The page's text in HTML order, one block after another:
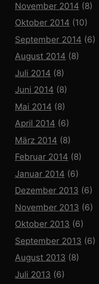
November 2014 (8)
Oktober 2014 (10)
September 2014 (6)
August 2014 (8)
Juli 2014 (8)
Juni 2014 (8)
Mai 2014 (8)
April 2014 (6)
März 2014 (8)
Februar 2014 (8)
Januar 2014 (6)
Dezember 2013 (6)
November 2013 (6)
Oktober 2013 (6)
September 2013 (6)
August 2013 (8)
Juli 2013 (6)